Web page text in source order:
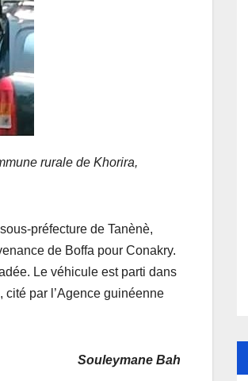
rurale de Khorira,
préfecture de Tanènè,
de Boffa pour Conakry.
Le véhicule est parti dans
par l’Agence guinéenne
Souleymane Bah